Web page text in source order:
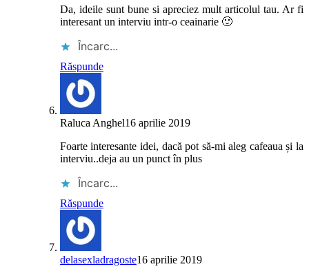
Da, ideile sunt bune si apreciez mult articolul tau. Ar fi
interesant un interviu intr-o ceainarie 🙂
Încarc...
Răspunde
Raluca Anghel16 aprilie 2019
Foarte interesante idei, dacă pot să-mi aleg cafeaua și la
interviu..deja au un punct în plus
Încarc...
Răspunde
delasexladragoste16 aprilie 2019